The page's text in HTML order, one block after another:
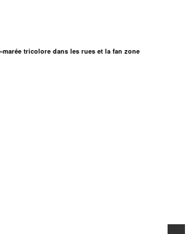
marée tricolore dans les rues et la fan zone